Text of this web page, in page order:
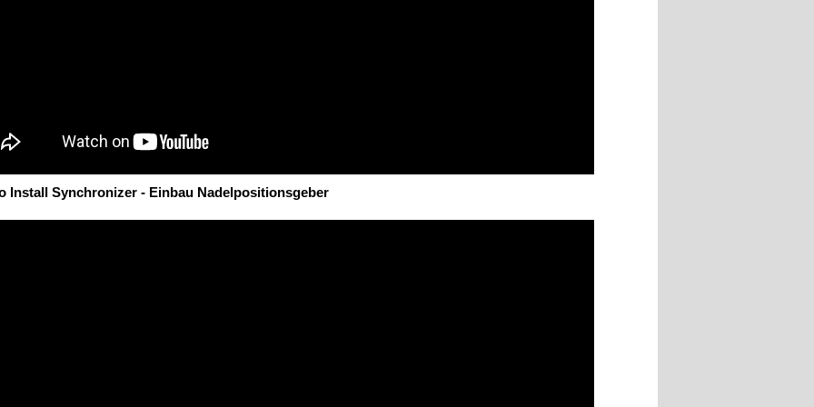
Install Synchronizer - Einbau Nadelpositionsgeber